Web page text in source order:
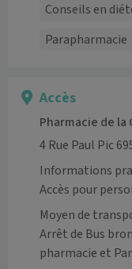
Conseils en
Parapharmacie
Accès
Pharmacie de la
4 Rue Paul Pic
Informations
Accès pour
Moyen de
Arrêt de Bus
pharmacie et